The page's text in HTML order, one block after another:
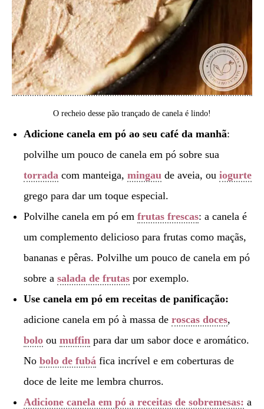
O recheio desse pão trançado de canela é lindo!
Adicione canela em pó ao seu café da manhã:
polvilhe um pouco de canela em pó sobre sua
torrada com manteiga, mingau de aveia, ou iogurte
grego para dar um toque especial.
Polvilhe canela em pó em frutas frescas: a canela é
um complemento delicioso para frutas como maçãs,
bananas e pêras. Polvilhe um pouco de canela em pó
sobre a salada de frutas por exemplo.
Use canela em pó em receitas de panificação:
adicione canela em pó à massa de roscas doces,
bolo ou muffin para dar um sabor doce e aromático.
No bolo de fubá fica incrível e em coberturas de
doce de leite me lembra churros.
Adicione canela em pó a receitas de sobremesas: a